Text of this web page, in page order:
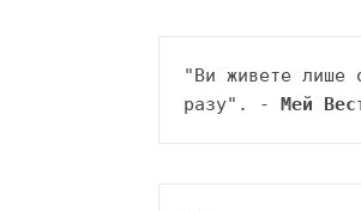
"Ви живете лише
разу". - Мей